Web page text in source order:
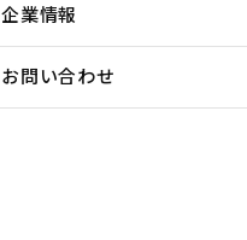
企業情報
お問い合わせ